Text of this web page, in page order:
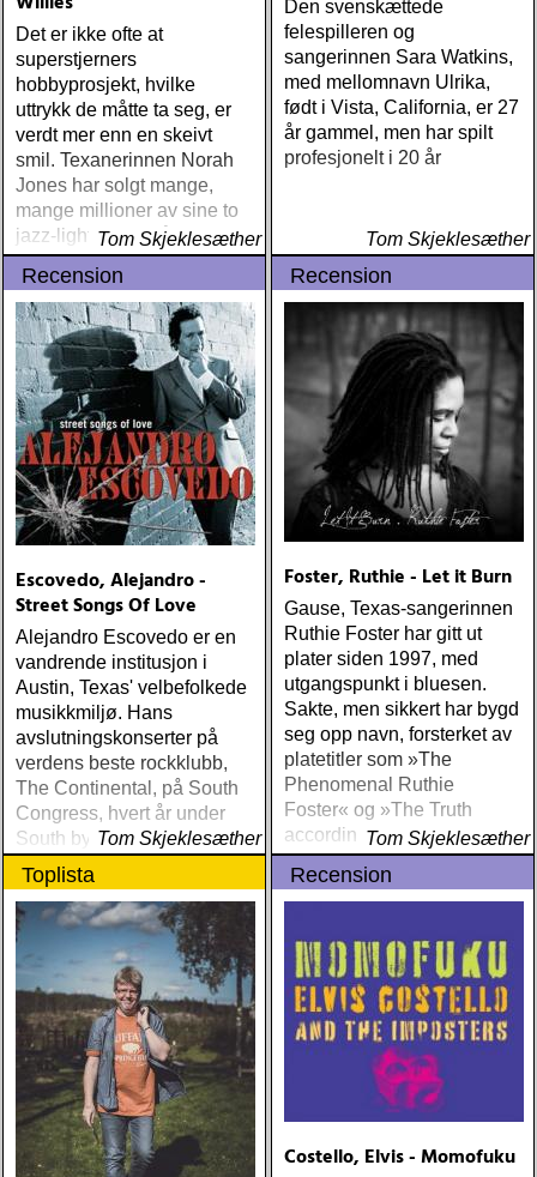
Det er ikke ofte at
superstjerners
hobbyprosjekt, hvilke
uttrykk de måtte ta seg, er
verdt mer enn en skeivt
smil. Texanerinnen Norah
Jones har solgt mange,
mange millioner av sine to
jazz-light plater på den
velrennomerte jazz-
etiketten Blue Note
Tom Skjeklesæther
Den svenskættede
felespilleren og
sangerinnen Sara Watkins,
med mellomnavn Ulrika,
født i Vista, California, er 27
år gammel, men har spilt
profesjonelt i 20 år
Tom Skjeklesæther
Recension
Escovedo, Alejandro -
Street Songs Of Love
Alejandro Escovedo er en
vandrende institusjon i
Austin, Texas' velbefolkede
musikkmiljø. Hans
avslutningskonserter på
verdens beste rockklubb,
The Continental, på South
Congress, hvert år under
South by South West, er så
nærme essensen i rock det
er mulig å komme
Tom Skjeklesæther
Recension
Foster, Ruthie - Let it Burn
Gause, Texas-sangerinnen
Ruthie Foster har gitt ut
plater siden 1997, med
utgangspunkt i bluesen.
Sakte, men sikkert har bygd
seg opp navn, forsterket av
platetitler som »The
Phenomenal Ruthie
Foster« og »The Truth
according to Ruthie Foster«
Tom Skjeklesæther
Toplista Recension
Costello, Elvis - Momofuku